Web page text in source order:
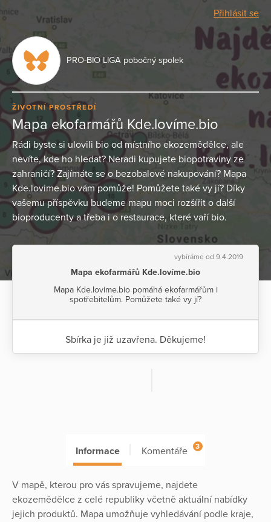
Přihlásit se
PRO-BIO LIGA pobočný spolek
ŽIVOTNÍ PROSTŘEDÍ
Mapa ekofarmářů Kde.lovíme.bio
Rádi byste si ulovili bio od místního ekozemědělce, ale
nevíte, kde ho hledat? Neradi kupujete biopotraviny ze
zahraničí? Zajímáte se o bezobalové nakupování? Mapa
Kde.lovime.bio vám pomůže! Pomůžete také vy jí? Díky
vašemu příspěvku budeme mapu moci rozšířit o další
bioproducenty a třeba i o restaurace, které vaří bio.
vybíráme od 9.4.2019
Mapa ekofarmářů Kde.lovíme.bio
Mapa Kde.lovime.bio pomáhá ekofarmářům i
spotřebitelům. Pomůžete také vy jí?
Sbírka je již uzavřena. Děkujeme!
Informace Komentáře 3
V mapě, kterou pro vás spravujeme, najdete
ekozemědělce z celé republiky včetně aktuální nabídky
jejich produktů. Mapa umožňuje vyhledávání podle kraje,